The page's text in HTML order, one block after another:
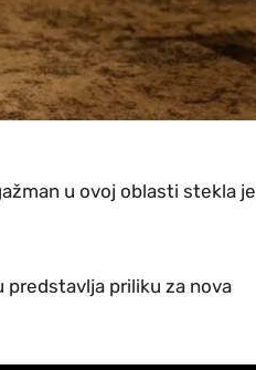
u ovoj oblasti stekla je
predstavlja priliku za nova